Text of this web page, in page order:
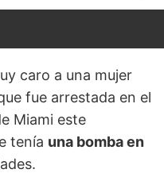
caro a una mujer
fue arrestada en el
Miami este
tenía una bomba en